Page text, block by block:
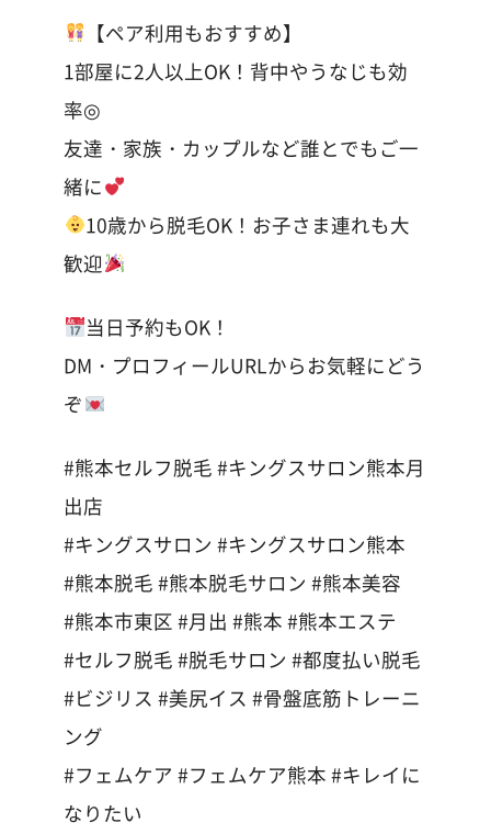
【ペア利用もおすすめ】
1部屋に2人以上OK！背中やうなじも効
率◎
友達・家族・カップルなど誰とでもご一
緒に
10歳から脱毛OK！お子さま連れも大
歓迎
当日予約もOK！
DM・プロフィールURLからお気軽にどう
ぞ
#熊本セルフ脱毛 #キングスサロン熊本月
出店
#キングスサロン #キングスサロン熊本
#熊本脱毛 #熊本脱毛サロン #熊本美容
#熊本市東区 #月出 #熊本 #熊本エステ
#セルフ脱毛 #脱毛サロン #都度払い脱毛
#ビジリス #美尻イス #骨盤底筋トレーニ
ング
#フェムケア #フェムケア熊本 #キレイに
なりたい